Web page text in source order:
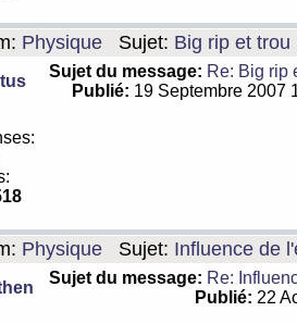
Physique Sujet: Big rip et trou
Sujet du message: Re: Big rip
Publié: 19 Septembre 2007
Physique Sujet: Influence de
Sujet du message: Re:
Publié: 22